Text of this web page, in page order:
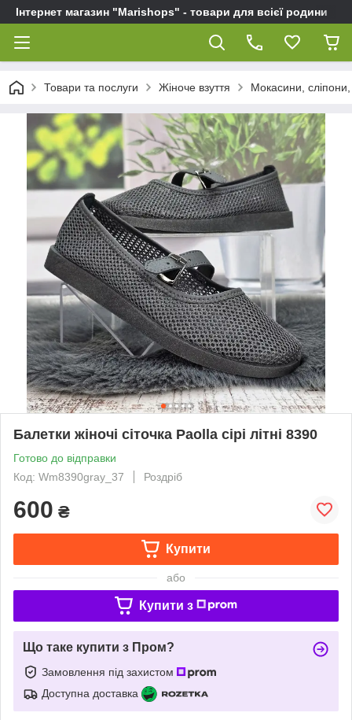
Інтернет магазин "Marishops" - товари для всієї родини
Товари та послуги Жіноче взуття Мокасини, сліпони,
Балетки жіночі сіточка Paolla сірі літні 8390
Готово до відправки
Код: Wm8390gray_37
Роздріб
600 ₴
Купити
або
Купити з
Що таке купити з Пром?
Замовлення під захистом
Доступна доставка